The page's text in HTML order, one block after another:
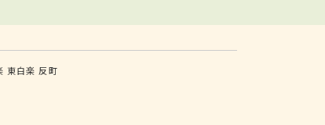
東白楽 反町